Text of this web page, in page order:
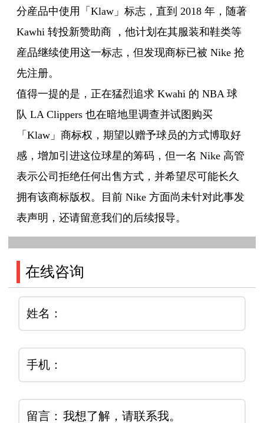
分産品中使用「Klaw」标志，直到 2018 年，随著
Kawhi 转投新赞助商 ，他计划在其服装和鞋类等
産品继续使用这一标志，但发现商标已被 Nike 抢
先注册。
值得一提的是，正在猛烈追求 Kwahi 的 NBA 球
队 LA Clippers 也在暗地里调查并试图购买
「Klaw」商标权，期望以赠予球员的方式博取好
感，增加引进这位球星的筹码，但一名 Nike 高管
表示公司拒绝任何出售方式，并希望尽可能长久
拥有该商标版权。目前 Nike 方面尚未针对此事发
表声明，还请留意我们的后续报导。
在线咨询
姓名：
手机：
留言：